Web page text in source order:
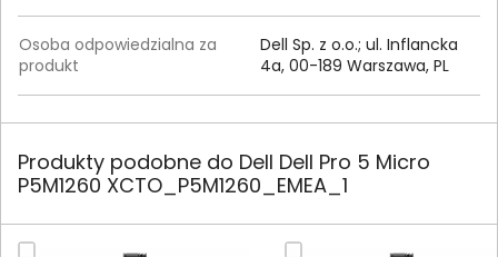
Osoba odpowiedzialna za
produkt
Dell Sp. z o.o.; ul. Inflancka
4a, 00-189 Warszawa, PL
Produkty podobne do Dell Dell Pro 5 Micro
P5M1260 XCTO_P5M1260_EMEA_1